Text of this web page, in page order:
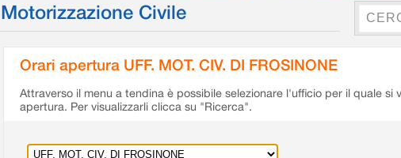
Civile
Orari apertura UFF. MOT. CIV. DI FROSINONE
Attraverso il menu a tendina è possibile selezionare l'ufficio per il quale si
apertura. Per visualizzarli clicca su "Ricerca".